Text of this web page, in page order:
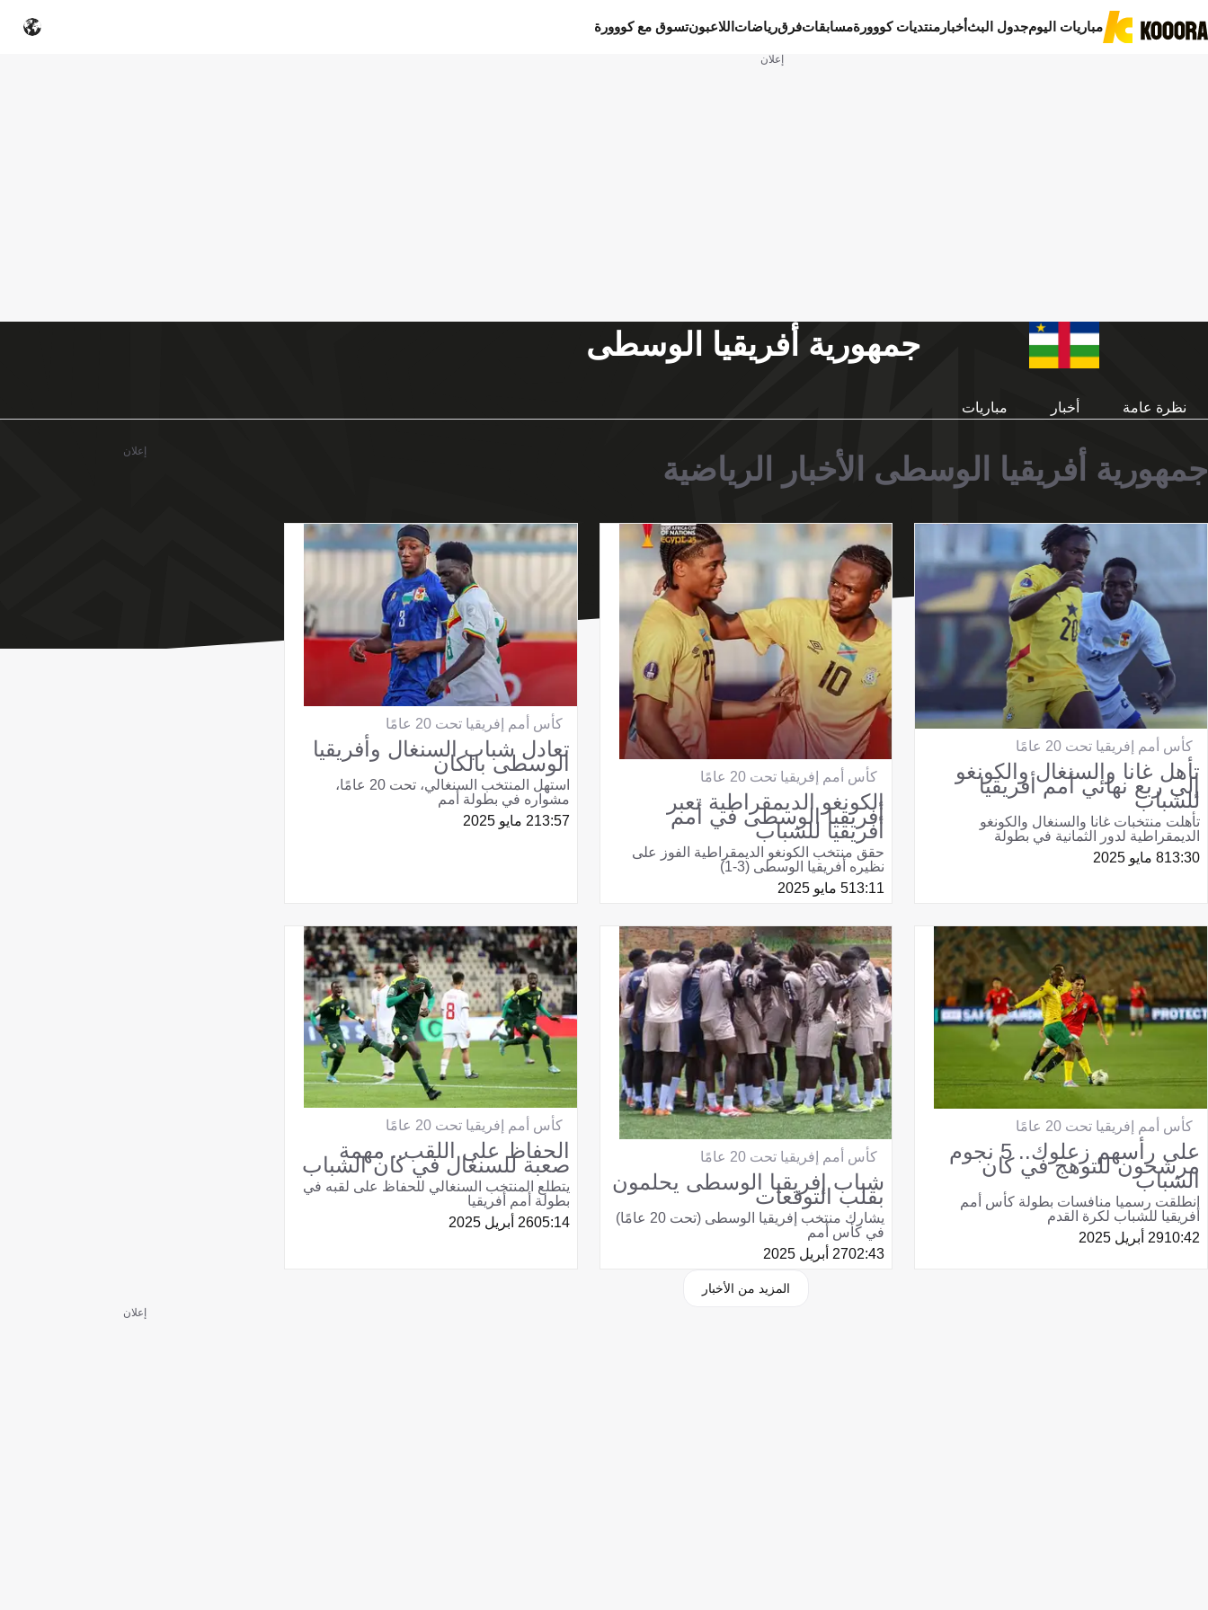
مباريات اليومجدول البثأخبار منتديات كووورةمسابقاتفرقرياضات اللاعبونتسوق مع كووورة
إعلان
جمهورية أفريقيا الوسطى
نظرة عامة أخبار مباريات
جمهورية أفريقيا الوسطى الأخبار الرياضية
كأس أمم إفريقيا تحت 20 عامًا
تأهل غانا والسنغال والكونغو
إلى ربع نهائي أمم أفريقيا
للشباب
تأهلت منتخبات غانا والسنغال والكونغو
الديمقراطية لدور الثمانية في بطولة
13:308 مايو 2025
كأس أمم إفريقيا تحت 20 عامًا
الكونغو الديمقراطية تعبر
أفريقيا الوسطى في أمم
أفريقيا للشباب
حقق منتخب الكونغو الديمقراطية الفوز على
نظيره أفريقيا الوسطى (3-1)
13:115 مايو 2025
كأس أمم إفريقيا تحت 20 عامًا
تعادل شباب السنغال وأفريقيا
الوسطى بالكان
استهل المنتخب السنغالي، تحت 20 عامًا،
مشواره في بطولة أمم
13:572 مايو 2025
كأس أمم إفريقيا تحت 20 عامًا
على رأسهم زعلوك.. 5 نجوم
مرشحون للتوهج في كان
الشباب
انطلقت رسميا منافسات بطولة كأس أمم
أفريقيا للشباب لكرة القدم
10:4229 أبريل 2025
كأس أمم إفريقيا تحت 20 عامًا
شباب إفريقيا الوسطى يحلمون
بقلب التوقعات
يشارك منتخب إفريقيا الوسطى (تحت 20 عامًا)
في كأس أمم
02:4327 أبريل 2025
كأس أمم إفريقيا تحت 20 عامًا
الحفاظ على اللقب.. مهمة
صعبة للسنغال في كان الشباب
يتطلع المنتخب السنغالي للحفاظ على لقبه في
بطولة أمم أفريقيا
05:1426 أبريل 2025
المزيد من الأخبار
إعلان
إعلان